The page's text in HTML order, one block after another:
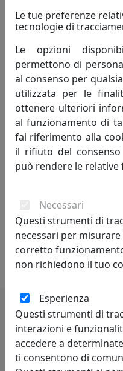
elimina, quasi
ottica.), alla
risultano quasi
resistenza 15 volte
Iplex è dunque la
innovazione
immaginare e
prototipi e, infine,
arredano l’ambiente
attrezzature e
lavorare tutte le
ogni tipo di forma e
forza nella squadra di
di collaborazione
dei clienti ed alla
Potrebbero interessarti
Le tue preferenze
tecnologie di
Le opzioni
permettono di
al consenso per
utilizzata per le
ottenere ulteriori
al funzionamento di
fai riferimento alla
il rifiuto del
può rendere le
Necessari
Questi strumenti di
necessari per
corretto
non richiedono il tuo
Esperienza
Questi strumenti di
interazioni e
accedere a
ti consentono di